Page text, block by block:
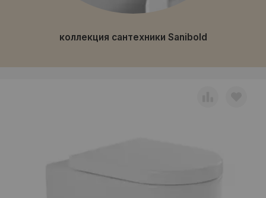
коллекция сантехники Sanibold